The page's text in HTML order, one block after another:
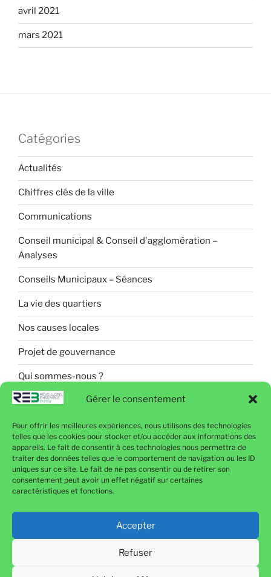
Gérer le consentement
Pour offrir les meilleures expériences, nous utilisons des technologies
telles que les cookies pour stocker et/ou accéder aux informations des
appareils. Le fait de consentir à ces technologies nous permettra de
traiter des données telles que le comportement de navigation ou les ID
uniques sur ce site. Le fait de ne pas consentir ou de retirer son
consentement peut avoir un effet négatif sur certaines
caractéristiques et fonctions.
Accepter
Refuser
avril 2021
mars 2021
Catégories
Actualités
Chiffres clés de la ville
Communications
Conseil municipal & Conseil d'agglomération –
Analyses
Conseils Municipaux – Séances
La vie des quartiers
Nos causes locales
Projet de gouvernance
Qui sommes-nous ?
Politique de confidentialité
Mentions légales
Politique de cookies (UE)